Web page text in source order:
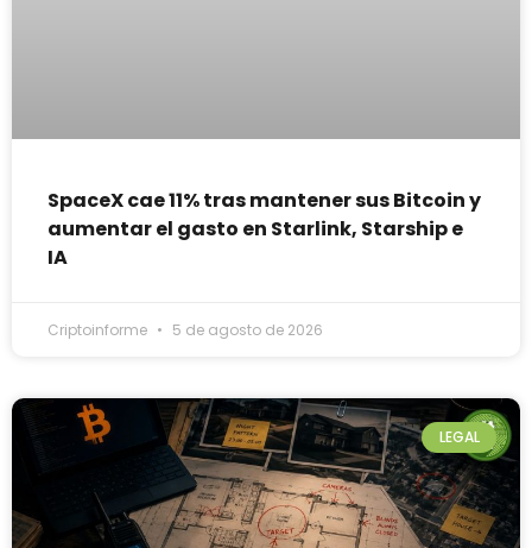
SpaceX cae 11% tras mantener sus Bitcoin y
aumentar el gasto en Starlink, Starship e
IA
Criptoinforme 5 de agosto de 2026
LEGAL